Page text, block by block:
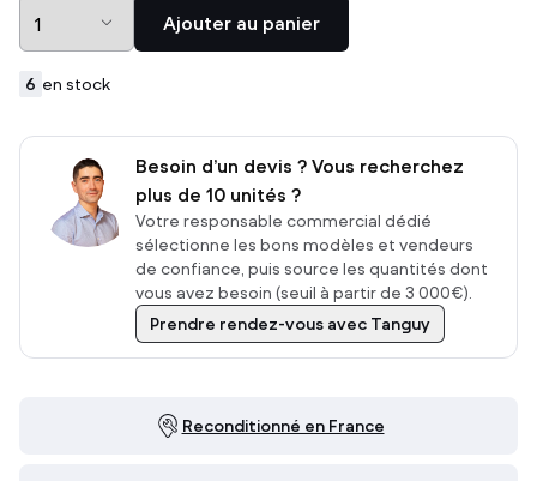
Ajouter au panier
6 en stock
Besoin d’un devis ? Vous recherchez
plus de 10 unités ?
Votre responsable commercial dédié
sélectionne les bons modèles et vendeurs
de confiance, puis source les quantités dont
vous avez besoin (seuil à partir de 3 000€).
Prendre rendez-vous avec Tanguy
Reconditionné en France